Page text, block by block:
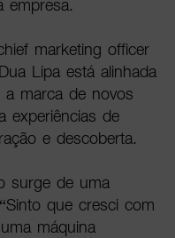
empresa.
marketing officer
Lipa está alinhada
marca de novos
experiências de
e descoberta.
surge de uma
que cresci com
máquina